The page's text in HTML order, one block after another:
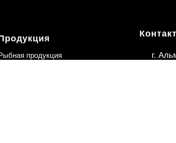
продукция
г.